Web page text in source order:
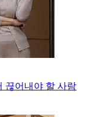
끊어내야 할 사람